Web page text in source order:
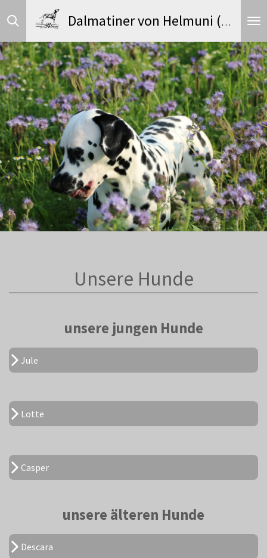
Zum
Hauptinhalt
springen
Dalmatiner von Helmuni (FCI)
Unsere Hunde
unsere jungen Hunde
Jule
Lotte
Casper
unsere älteren Hunde
Descara